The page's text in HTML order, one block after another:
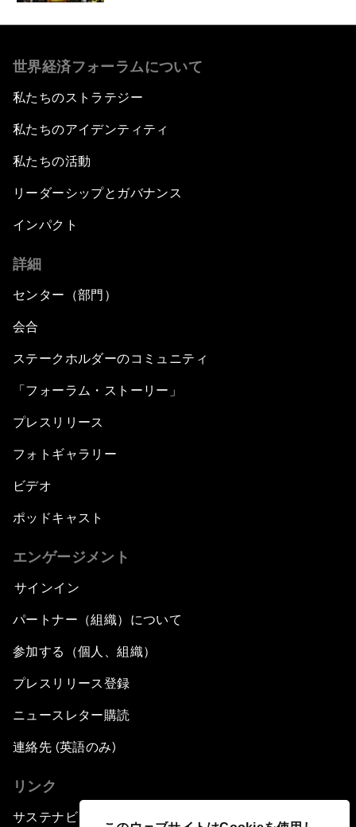
世界経済フォーラムについて
私たちのストラテジー
私たちのアイデンティティ
私たちの活動
リーダーシップとガバナンス
インパクト
詳細
センター（部門）
会合
ステークホルダーのコミュニティ
「フォーラム・ストーリー」
プレスリリース
フォトギャラリー
ビデオ
ポッドキャスト
エンゲージメント
サインイン
パートナー（組織）について
参加する（個人、組織）
プレスリリース登録
ニュースレター購読
連絡先 (英語のみ)
リンク
サステナビリティへの取り組み